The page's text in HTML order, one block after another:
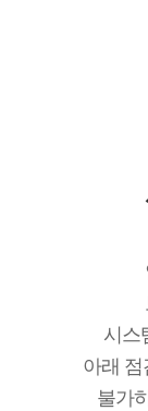
시스
아래 점
불가